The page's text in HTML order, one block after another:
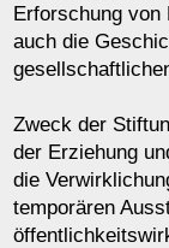
Erforschung von
auch die
Zweck der
der Erziehung
die
temporären